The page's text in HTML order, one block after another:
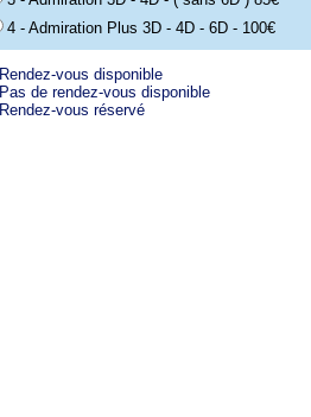
4 - Admiration Plus 3D - 4D - 6D - 100€
Rendez-vous disponible
Pas de rendez-vous disponible
Rendez-vous réservé